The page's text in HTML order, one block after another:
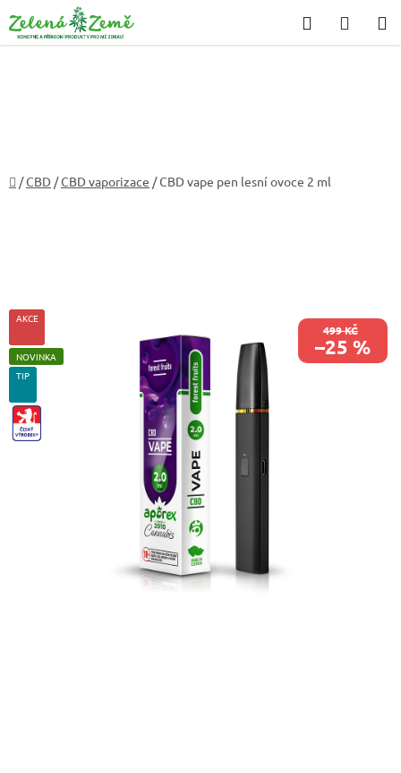
na
obsah
Hledat
KOŠÍK
Domů
/CBD /CBD vaporizace /CBD vape pen lesní ovoce 2 ml
AKCE
NOVINKA
TIP
CZ-
VYROBEK
499 KČ
–25 %